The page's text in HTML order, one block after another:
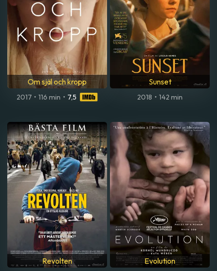
Om själ och kropp
2017 • 116 min • 7,5
Sunset
2018 • 142 min
Revolten Evolution